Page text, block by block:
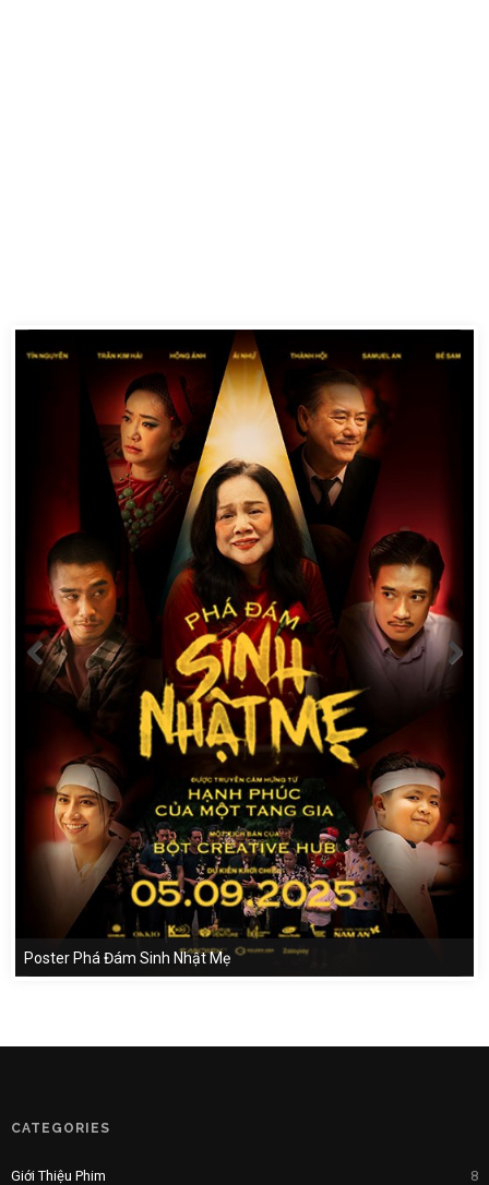
Poster Phá Đám Sinh Nhật Mẹ
CATEGORIES
Giới Thiệu Phim 8